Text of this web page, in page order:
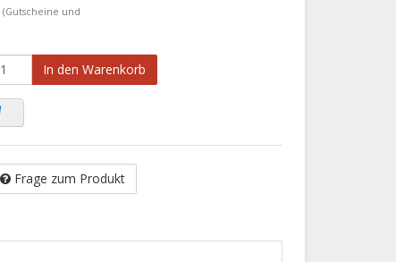
(Gutscheine und
In den Warenkorb
Frage zum Produkt